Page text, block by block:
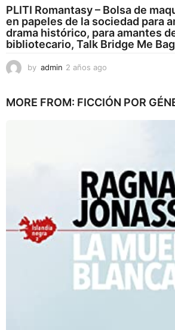
PLITI Romantasy – Bolsa de
en papeles de la sociedad para
drama histórico, para amantes
bibliotecario, Talk Bridge Me
by admin 2 años ago
o
MORE FROM: FICCIÓN POR